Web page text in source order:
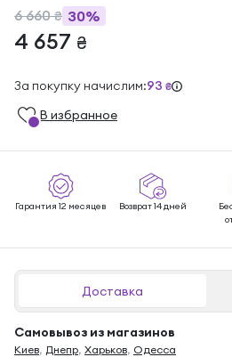
6 660₴ 30%
4 657 ₴
За покупку начислим:93 ₴
В избранноe
Гарантия 12 месяцев Возврат 14 дней
Доставка
Самовывоз из магазинов
Киев, Днепр, Харьков, Одесса